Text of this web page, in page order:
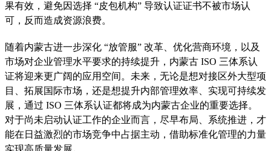
果有效，避免因选择 “皮包机构” 导致认证证书不被市场认
可，反而造成资源浪费。
随着内蒙古进一步深化 “放管服” 改革、优化营商环境，以及
市场对企业管理水平要求的持续提升，内蒙古 ISO 三体系认
证将迎来更广阔的应用空间。未来，无论是想对接区外大型项
目、拓展国际市场，还是想提升内部管理效率、实现可持续发
展，通过 ISO 三体系认证都将成为内蒙古企业的重要选择。
对于尚未启动认证工作的企业而言，尽早布局、系统推进，才
能在日益激烈的市场竞争中占据主动，借助标准化管理的力量